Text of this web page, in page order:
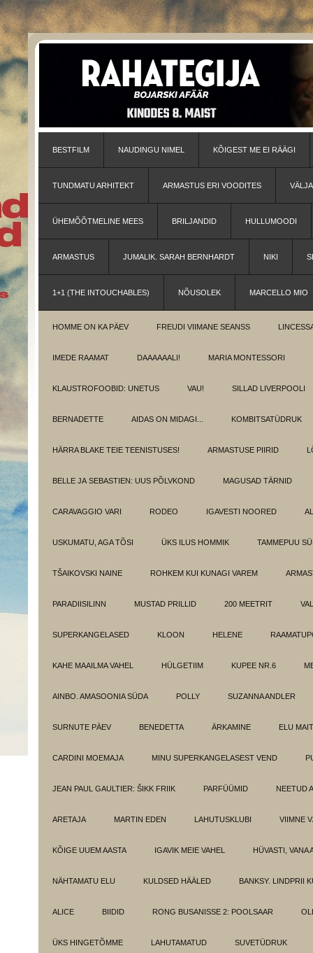
BESTFILM NAUDINGU NIMEL KÕIGEST ME EI RÄÄGI
TUNDMATU ARHITEKT ARMASTUS ERI VOODITES
ÜHEMÕÕTMELINE MEES BRILJANDID HULLUMOODI
ARMASTUS JUMALIK. SARAH BERNHARDT NIKI
1+1 (THE INTOUCHABLES) NÕUSOLEK MARCELLO MIO
HOMME ON KA PÄEV FREUDI VIIMANE SEANSS
IMEDE RAAMAT DAAAAAALI! MARIA MONTESSORI
KLAUSTROFOOBID: UNETUS VAU! SILLAD LIVERPOOLI
BERNADETTE AIDAS ON MIDAGI... KOMBITSATÜDRUK
HÄRRA BLAKE TEIE TEENISTUSES! ARMASTUSE PIIRID
BELLE JA SEBASTIEN: UUS PÕLVKOND MAGUSAD TÄRNID
CARAVAGGIO VARI RODEO IGAVESTI NOORED
USKUMATU, AGA TÕSI ÜKS ILUS HOMMIK TAMMEPUU
TŠAIKOVSKI NAINE ROHKEM KUI KUNAGI VAREM
PARADIISILINN MUSTAD PRILLID 200 MEETRIT
SUPERKANGELASED KLOON HELENE
KAHE MAAILMA VAHEL HÜLGETIIM KUPEE NR.6
AINBO. AMASOONIA SÜDA POLLY SUZANNA ANDLER
SURNUTE PÄEV BENEDETTA ÄRKAMINE ELU
CARDINI MOEMAJA MINU SUPERKANGELASEST VEND
JEAN PAUL GAULTIER: ŠIKK FRIIK PARFÜÜMID NEETUD
ARETAJA MARTIN EDEN LAHUTUSKLUBI VIIMNE
KÕIGE UUEM AASTA IGAVIK MEIE VAHEL HÜVASTI, VANA
NÄHTAMATU ELU KULDSED HÄÄLED BANKSY. LINDPRII
ALICE BIIDID RONG BUSANISSE 2: POOLSAAR
ÜKS HINGETÕMME LAHUTAMATUD SUVETÜDRUK